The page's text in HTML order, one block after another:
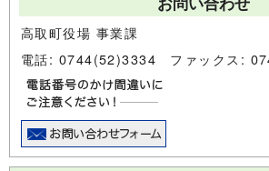
高取町役場 事業課
電話: 0744(52)3334 ファックス: